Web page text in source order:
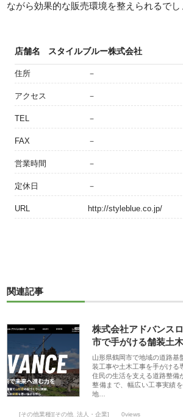
ながら効果的な販売環境を整えられるでし
店舗名 スタイルブルー株式会社
住所 －
アクセス －
TEL －
FAX －
営業時間 －
定休日 －
URL http://styleblue.co.jp/
関連記事
株式会社アドバンス
市で手がける舗装土
山形県鶴岡市で地域の道路基
装工事や土木工事を手がける
住民の生活を支える道路整備
整備まで、幅広い工事実績
地…
[その他業種][その他_法人・企業] 0views